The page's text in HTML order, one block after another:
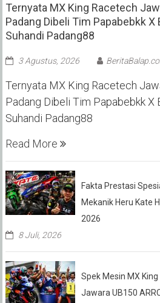
Ternyata MX King Racetech
Padang Dibeli Tim Papabebkk X
Suhandi Padang88
3 Agustus, 2026
Ternyata MX King Racetech
Padang Dibeli Tim Papabebkk X
Suhandi Padang88
Read More
Fakta Prestasi
Mekanik Heru Kate
2026
8 Juli, 2026
Spek Mesin MX
Jawara UB150